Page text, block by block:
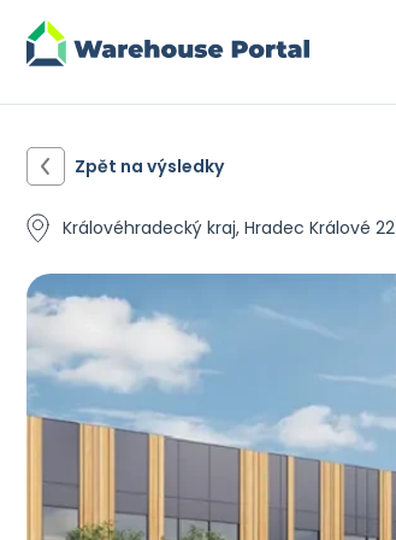
Zpět na výsledky
Královéhradecký kraj, Hradec Králové 22